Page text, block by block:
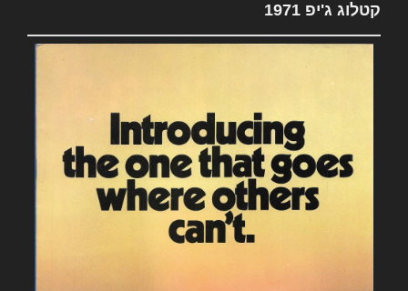
קטלוג ג'יפ 1971